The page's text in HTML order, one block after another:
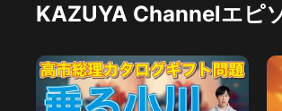
KAZUYA Channelエピ